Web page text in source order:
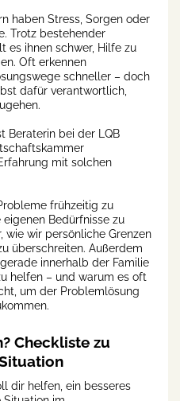
haben Stress, Sorgen oder
Trotz bestehender
es ihnen schwer, Hilfe zu
Oft erkennen
schneller – doch
dafür verantwortlich,
Beraterin bei der LQB
mit solchen
frühzeitig zu
Bedürfnisse zu
wie wir persönliche Grenzen
überschreiten. Außerdem
innerhalb der Familie
helfen – und warum es oft
um der Problemlösung
Checkliste zu
dir helfen, ein besseres